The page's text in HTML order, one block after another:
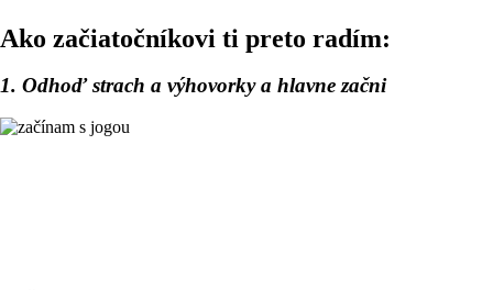
Ako začiatočníkovi ti preto radím:
1. Odhoď strach a výhovorky a hlavne začni